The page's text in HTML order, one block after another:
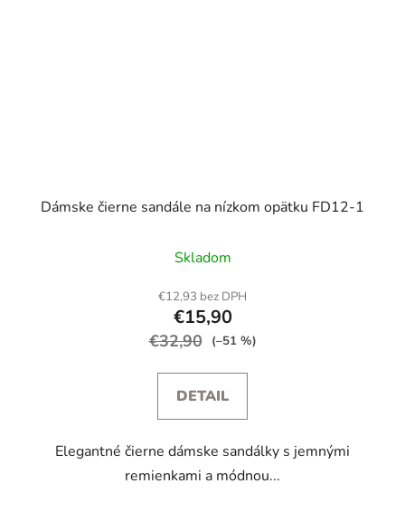
Dámske čierne sandále na nízkom opätku FD12-1
Skladom
€12,93 bez DPH
€15,90
€32,90 (–51 %)
DETAIL
Elegantné čierne dámske sandálky s jemnými
remienkami a módnou...